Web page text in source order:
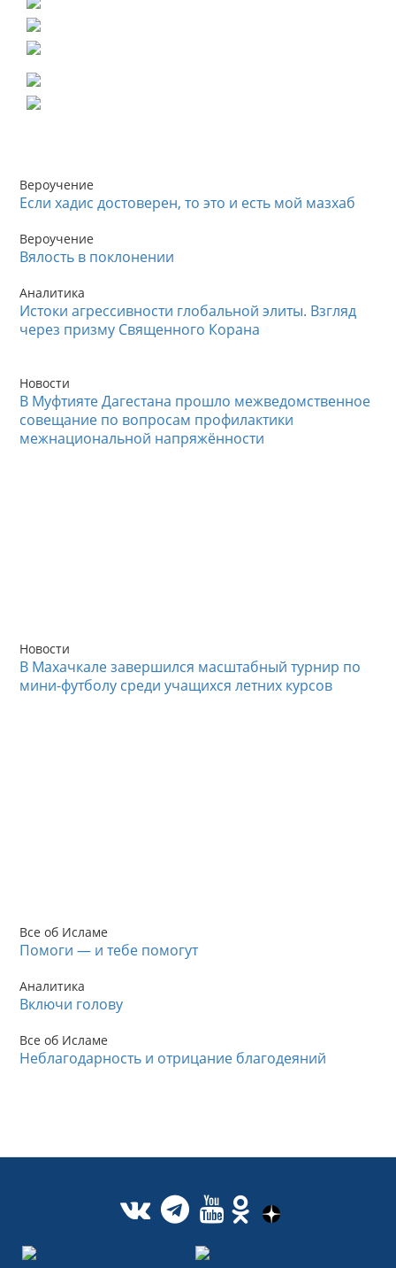
Вероучение
Если хадис достоверен, то это и есть мой мазхаб
Вероучение
Вялость в поклонении
Аналитика
Истоки агрессивности глобальной элиты. Взгляд
через призму Священного Корана
Новости
В Муфтияте Дагестана прошло межведомственное
совещание по вопросам профилактики
межнациональной напряжённости
Новости
В Махачкале завершился масштабный турнир по
мини-футболу среди учащихся летних курсов
Все об Исламе
Помоги — и тебе помогут
Аналитика
Включи голову
Все об Исламе
Неблагодарность и отрицание благодеяний